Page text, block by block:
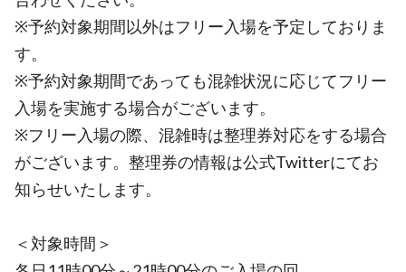
※予約対象期間以外はフリー入場を予定しておりま
す。
※予約対象期間であっても混雑状況に応じてフリー
入場を実施する場合がございます。
※フリー入場の際、混雑時は整理券対応をする場合
がございます。整理券の情報は公式Twitterにてお
知らせいたします。
＜対象時間＞